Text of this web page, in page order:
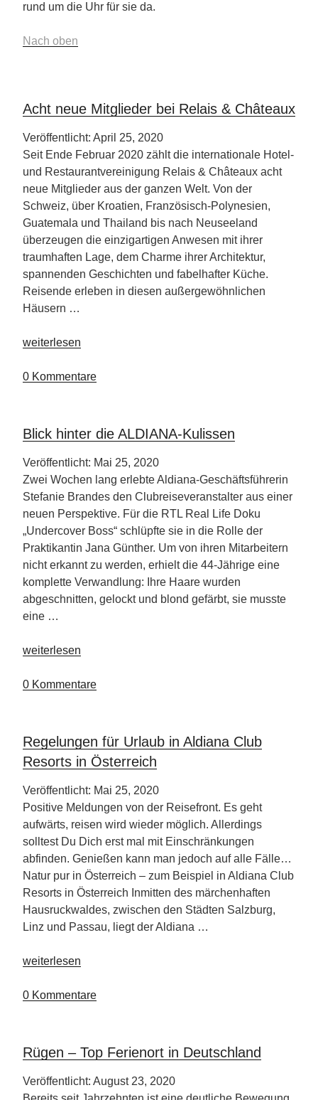
rund um die Uhr für sie da.
Nach oben
Acht neue Mitglieder bei Relais & Châteaux
Veröffentlicht: April 25, 2020
Seit Ende Februar 2020 zählt die internationale Hotel-
und Restaurantvereinigung Relais & Châteaux acht
neue Mitglieder aus der ganzen Welt. Von der
Schweiz, über Kroatien, Französisch-Polynesien,
Guatemala und Thailand bis nach Neuseeland
überzeugen die einzigartigen Anwesen mit ihrer
traumhaften Lage, dem Charme ihrer Architektur,
spannenden Geschichten und fabelhafter Küche.
Reisende erleben in diesen außergewöhnlichen
Häusern …
„Acht
Mitglieder
&
Châteaux“
weiterlesen
0 Kommentare
Blick hinter die ALDIANA-Kulissen
Veröffentlicht: Mai 25, 2020
Zwei Wochen lang erlebte Aldiana-Geschäftsführerin
Stefanie Brandes den Clubreiseveranstalter aus einer
neuen Perspektive. Für die RTL Real Life Doku
„Undercover Boss“ schlüpfte sie in die Rolle der
Praktikantin Jana Günther. Um von ihren Mitarbeitern
nicht erkannt zu werden, erhielt die 44-Jährige eine
komplette Verwandlung: Ihre Haare wurden
abgeschnitten, gelockt und blond gefärbt, sie musste
eine …
„Blick
die
weiterlesen
0 Kommentare
Regelungen für Urlaub in Aldiana Club
Resorts in Österreich
Veröffentlicht: Mai 25, 2020
Positive Meldungen von der Reisefront. Es geht
aufwärts, reisen wird wieder möglich. Allerdings
solltest Du Dich erst mal mit Einschränkungen
abfinden. Genießen kann man jedoch auf alle Fälle…
Natur pur in Österreich – zum Beispiel in Aldiana Club
Resorts in Österreich Inmitten des märchenhaften
Hausruckwaldes, zwischen den Städten Salzburg,
Linz und Passau, liegt der Aldiana …
„Regelungen
Urlaub
Club
Resorts
in
Österreich“
weiterlesen
0 Kommentare
Rügen – Top Ferienort in Deutschland
Veröffentlicht: August 23, 2020